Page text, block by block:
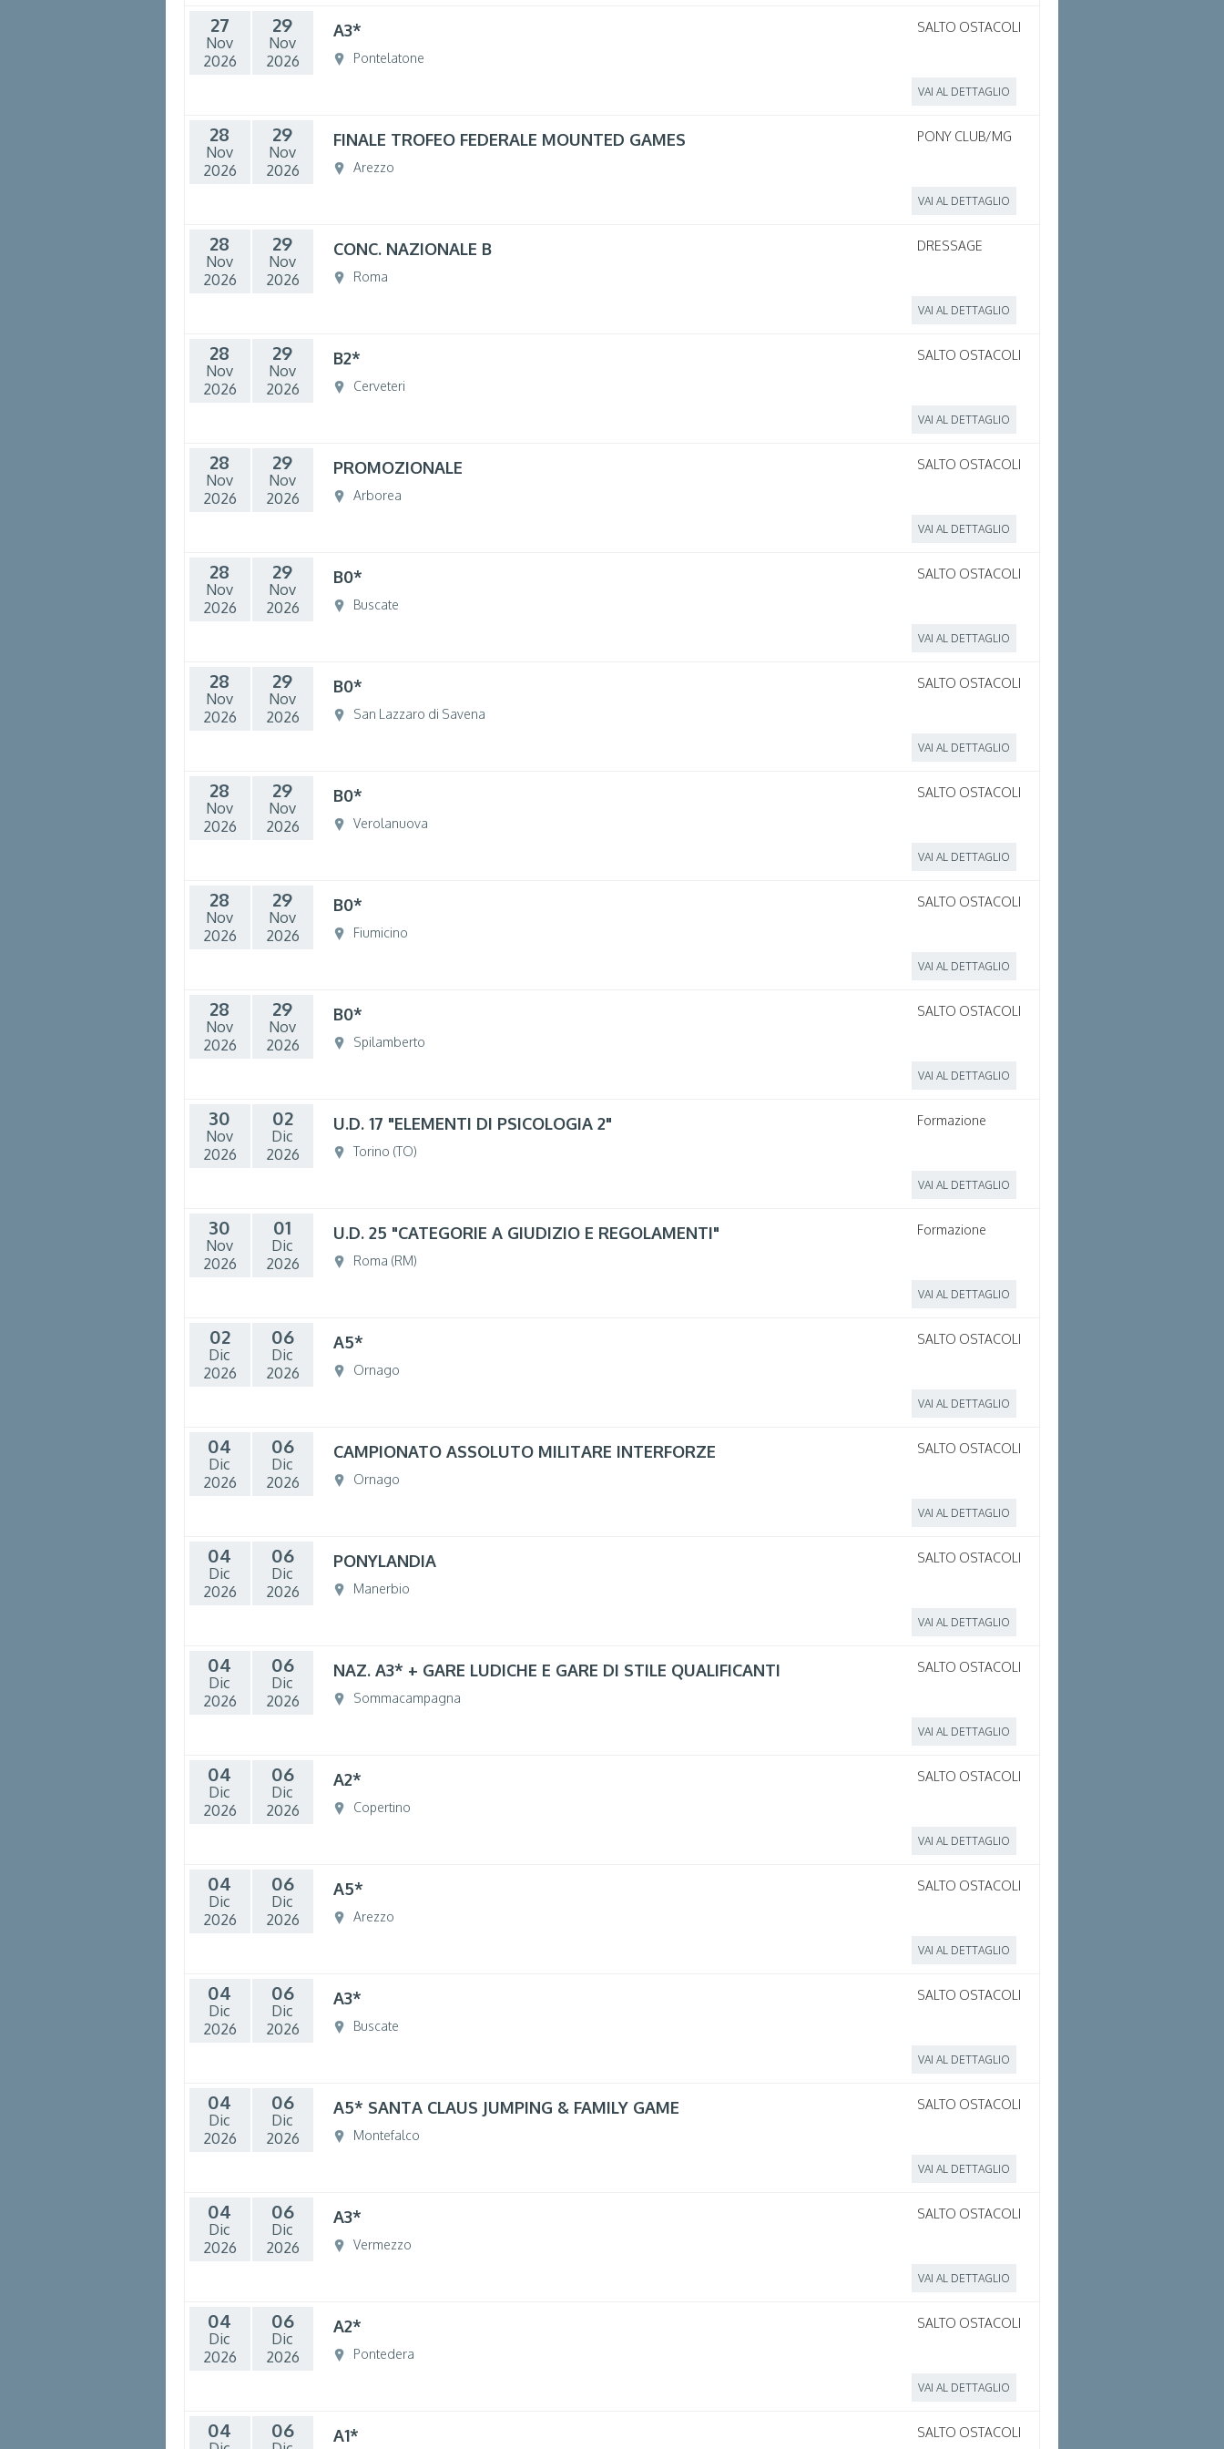
SALTO OSTACOLI
27
Nov
2026
29
Nov
2026
A3*
Pontelatone
VAI AL DETTAGLIO
PONY CLUB/MG
28
Nov
2026
29
Nov
2026
FINALE TROFEO FEDERALE MOUNTED GAMES
Arezzo
VAI AL DETTAGLIO
DRESSAGE
28
Nov
2026
29
Nov
2026
CONC. NAZIONALE B
Roma
VAI AL DETTAGLIO
SALTO OSTACOLI
28
Nov
2026
29
Nov
2026
B2*
Cerveteri
VAI AL DETTAGLIO
SALTO OSTACOLI
28
Nov
2026
29
Nov
2026
PROMOZIONALE
Arborea
VAI AL DETTAGLIO
SALTO OSTACOLI
28
Nov
2026
29
Nov
2026
B0*
Buscate
VAI AL DETTAGLIO
SALTO OSTACOLI
28
Nov
2026
29
Nov
2026
B0*
San Lazzaro di Savena
VAI AL DETTAGLIO
SALTO OSTACOLI
28
Nov
2026
29
Nov
2026
B0*
Verolanuova
VAI AL DETTAGLIO
SALTO OSTACOLI
28
Nov
2026
29
Nov
2026
B0*
Fiumicino
VAI AL DETTAGLIO
SALTO OSTACOLI
28
Nov
2026
29
Nov
2026
B0*
Spilamberto
VAI AL DETTAGLIO
Formazione
30
Nov
2026
02
Dic
2026
U.D. 17 "ELEMENTI DI PSICOLOGIA 2"
Torino (TO)
VAI AL DETTAGLIO
Formazione
30
Nov
2026
01
Dic
2026
U.D. 25 "CATEGORIE A GIUDIZIO E REGOLAMENTI"
Roma (RM)
VAI AL DETTAGLIO
SALTO OSTACOLI
02
Dic
2026
06
Dic
2026
A5*
Ornago
VAI AL DETTAGLIO
SALTO OSTACOLI
04
Dic
2026
06
Dic
2026
CAMPIONATO ASSOLUTO MILITARE INTERFORZE
Ornago
VAI AL DETTAGLIO
SALTO OSTACOLI
04
Dic
2026
06
Dic
2026
PONYLANDIA
Manerbio
VAI AL DETTAGLIO
SALTO OSTACOLI
04
Dic
2026
06
Dic
2026
NAZ. A3* + GARE LUDICHE E GARE DI STILE QUALIFICANTI
Sommacampagna
VAI AL DETTAGLIO
SALTO OSTACOLI
04
Dic
2026
06
Dic
2026
A2*
Copertino
VAI AL DETTAGLIO
SALTO OSTACOLI
04
Dic
2026
06
Dic
2026
A5*
Arezzo
VAI AL DETTAGLIO
SALTO OSTACOLI
04
Dic
2026
06
Dic
2026
A3*
Buscate
VAI AL DETTAGLIO
SALTO OSTACOLI
04
Dic
2026
06
Dic
2026
A5* SANTA CLAUS JUMPING & FAMILY GAME
Montefalco
VAI AL DETTAGLIO
SALTO OSTACOLI
04
Dic
2026
06
Dic
2026
A3*
Vermezzo
VAI AL DETTAGLIO
SALTO OSTACOLI
04
Dic
2026
06
Dic
2026
A2*
Pontedera
VAI AL DETTAGLIO
SALTO OSTACOLI
04 06 A1*